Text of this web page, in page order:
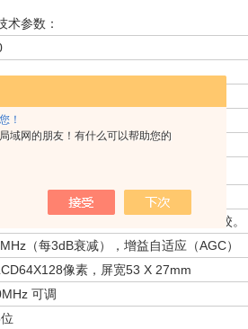
！
域网的朋友！有什么可以帮助您的
术参数：
～508mm；
测量范围2～127mm
校准（较零位、零位声速同时较）、自校。
（每3dB衰减），增益自适应（AGC）
像素，屏宽53 X 27mm
可调